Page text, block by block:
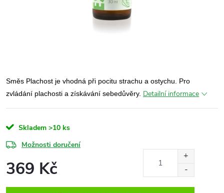
Směs Plachost je vhodná při pocitu strachu a ostychu. Pro
zvládání plachosti a získávání sebedůvěry. Detailní informace
Skladem >10 ks
Možnosti doručení
369 Kč